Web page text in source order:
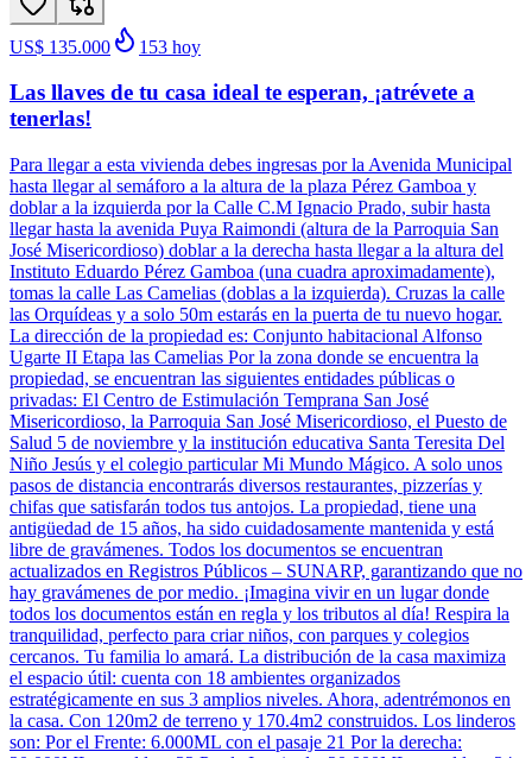
US$ 135.000 153 hoy
Las llaves de tu casa ideal te esperan, ¡atrévete a
tenerlas!
Para llegar a esta vivienda debes ingresas por la Avenida Municipal
hasta llegar al semáforo a la altura de la plaza Pérez Gamboa y
doblar a la izquierda por la Calle C.M Ignacio Prado, subir hasta
llegar hasta la avenida Puya Raimondi (altura de la Parroquia San
José Misericordioso) doblar a la derecha hasta llegar a la altura del
Instituto Eduardo Pérez Gamboa (una cuadra aproximadamente),
tomas la calle Las Camelias (doblas a la izquierda). Cruzas la calle
las Orquídeas y a solo 50m estarás en la puerta de tu nuevo hogar.
La dirección de la propiedad es: Conjunto habitacional Alfonso
Ugarte II Etapa las Camelias Por la zona donde se encuentra la
propiedad, se encuentran las siguientes entidades públicas o
privadas: El Centro de Estimulación Temprana San José
Misericordioso, la Parroquia San José Misericordioso, el Puesto de
Salud 5 de noviembre y la institución educativa Santa Teresita Del
Niño Jesús y el colegio particular Mi Mundo Mágico. A solo unos
pasos de distancia encontrarás diversos restaurantes, pizzerías y
chifas que satisfarán todos tus antojos. La propiedad, tiene una
antigüedad de 15 años, ha sido cuidadosamente mantenida y está
libre de gravámenes. Todos los documentos se encuentran
actualizados en Registros Públicos – SUNARP, garantizando que no
hay gravámenes de por medio. ¡Imagina vivir en un lugar donde
todos los documentos están en regla y los tributos al día! Respira la
tranquilidad, perfecto para criar niños, con parques y colegios
cercanos. Tu familia lo amará. La distribución de la casa maximiza
el espacio útil: cuenta con 18 ambientes organizados
estratégicamente en sus 3 amplios niveles. Ahora, adentrémonos en
la casa. Con 120m2 de terreno y 170.4m2 construidos. Los linderos
son: Por el Frente: 6.000ML con el pasaje 21 Por la derecha: